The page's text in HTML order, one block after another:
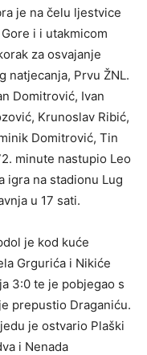
je na čelu ljestvice
i i utakmicom
za osvajanje
natjecanja, Prvu ŽNL.
Domitrović, Ivan
Krunoslav Ribić,
Domitrović, Tin
minute nastupio Leo
igra na stadionu Lug
u 17 sati.
je kod kuće
Grgurića i Nikiće
3:0 te je pobjegao s
prepustio Draganiću.
je ostvario Plaški
i Nenada